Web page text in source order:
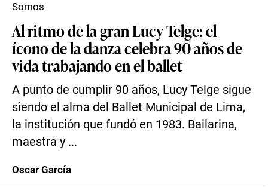
Al ritmo de la gran Lucy Telge: el
ícono de la danza celebra 90 años de
vida trabajando en el ballet
A punto de cumplir 90 años, Lucy Telge sigue
siendo el alma del Ballet Municipal de Lima,
la institución que fundó en 1983. Bailarina,
maestra y ...
Somos
Oscar García